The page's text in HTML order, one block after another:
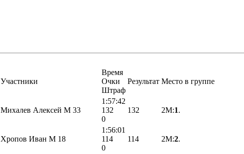
Участники
Время
Очки
Штраф
Результат Место в группе
Михалев Алексей М 33
1:57:42
132
0
132 2М:1.
Хропов Иван М 18
1:56:01
114
0
114 2М:2.